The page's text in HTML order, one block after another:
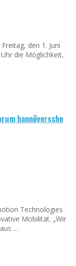
den 1. Juni
die Möglichkeit,
hannöversche
Technologies
Mobilität. „Wir
…